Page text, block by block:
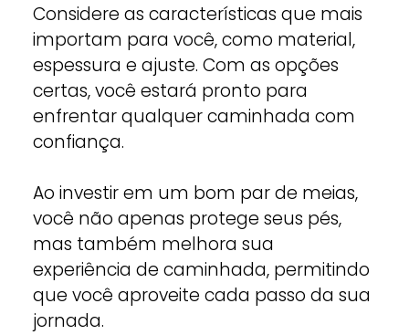
Considere as características que mais
importam para você, como material,
espessura e ajuste. Com as opções
certas, você estará pronto para
enfrentar qualquer caminhada com
confiança.
Ao investir em um bom par de meias,
você não apenas protege seus pés,
mas também melhora sua
experiência de caminhada, permitindo
que você aproveite cada passo da sua
jornada.